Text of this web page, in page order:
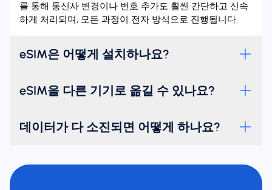
를 통해 통신사 변경이나 번호 추가도 훨씬 간단하고 신속
하게 처리되며, 모든 과정이 전자 방식으로 진행됩니다.
eSIM은 어떻게 설치하나요?
eSIM을 다른 기기로 옮길 수 있나요?
데이터가 다 소진되면 어떻게 하나요?